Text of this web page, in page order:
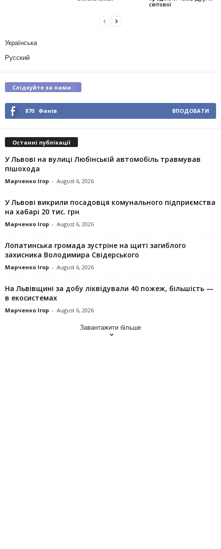
світової
Українська
Русский
Слідкуйте за нами :
870 Фанів ВПОДОБАТИ
Останні публікації
У Львові на вулиці Любінській автомобіль травмував
пішохода
Марченко Ігор - August 6, 2026
У Львові викрили посадовця комунального підприємства
на хабарі 20 тис. грн
Марченко Ігор - August 6, 2026
Лопатинська громада зустріне на щиті загиблого
захисника Володимира Свідерського
Марченко Ігор - August 6, 2026
На Львівщині за добу ліквідували 40 пожеж, більшість —
в екосистемах
Марченко Ігор - August 6, 2026
Завантажити більше